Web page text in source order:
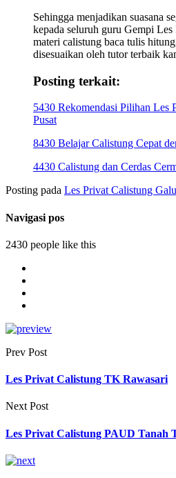
Sehingga menjadikan suasana
kepada seluruh guru Gempi
materi calistung baca tulis
disesuaikan oleh tutor terbaik
Posting terkait:
5430 Rekomendasi Pilihan Les
Pusat
8430 Belajar Calistung Cepat
4430 Calistung dan Cerdas
Posting pada Les Privat Calistung
Navigasi pos
2430 people like this
Prev Post
Les Privat Calistung TK Rawasari
Next Post
Les Privat Calistung PAUD Tanah